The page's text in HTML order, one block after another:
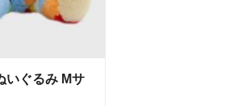
いぐるみ Mサ